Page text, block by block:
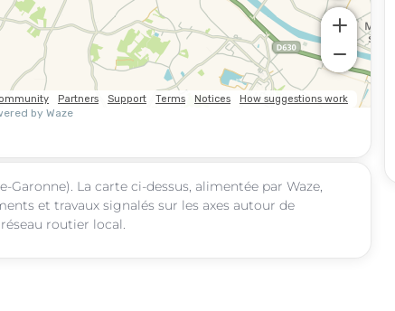
Garonne). La carte ci-dessus, alimentée par Waze,
et travaux signalés sur les axes autour de
routier local.